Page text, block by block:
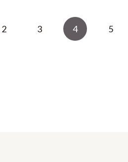
2 3 4 5